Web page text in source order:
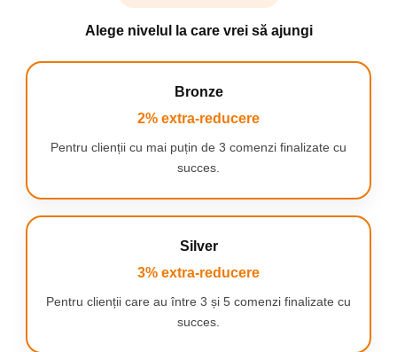
SPECIFICATII:
Capacitate rezervor:2,5 L
Reglarea debitului de apa:da, in 3 trepte
Culoare:alb cu finisaj gri
da, cu carbune activ
19cm x 19cm x 17.5cm
Animalul tau nu vrea sa
Alege nivelul la care vrei să ajungi
Bronze
2% extra-reducere
Pentru clienții cu mai puțin de 3 comenzi finalizate cu
succes.
Silver
3% extra-reducere
Pentru clienții care au între 3 și 5 comenzi finalizate cu
succes.